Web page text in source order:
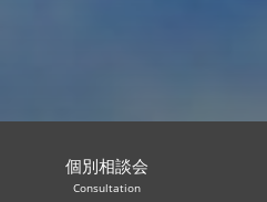
個別相談会
Consultation